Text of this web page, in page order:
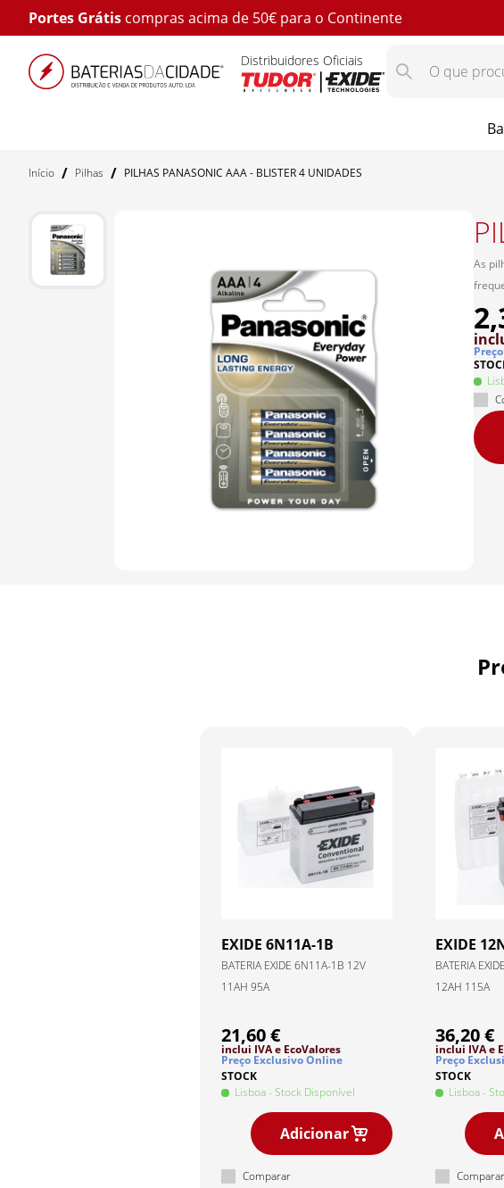
Portes Grátis compras acima de 50€ para o Continente
Distribuidores Oficiais
Início / Pilhas / PILHAS PANASONIC AAA - BLISTER 4 UNIDADES
As
EXIDE 6N11A-1B
BATERIA EXIDE 6N11A-1B 12V
11AH 95A
21,60 €
inclui IVAe EcoValores
Preço Exclusivo Online
STOCK
Lisboa- Stock Disponível
Adicionar
Comparar
EXIDE
BATERIA
12AH 115A
36,20 €
inclui IVAe
Preço
STOCK
Lisboa-
Comparar